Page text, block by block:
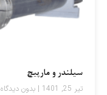
سیلندر و مارپیچ
تیر 25, 1401 بدون دیدگاه